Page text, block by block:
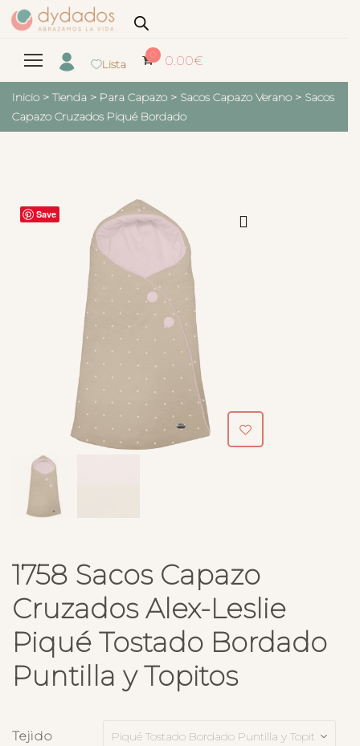
Lista
0 0.00€
Inicio > Tienda > Para Capazo > Sacos Capazo Verano > Sacos
Capazo Cruzados Piqué Bordado
Save
1758 Sacos Capazo
Cruzados Alex-Leslie
Piqué Tostado Bordado
Puntilla y Topitos
Tejido